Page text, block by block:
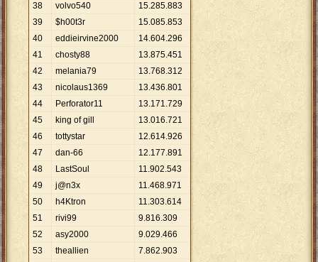
38
volvo540 15.285.883
39
$h00t3r 15.085.853
40
eddieirvine2000 14.604.296
41
chosty88 13.875.451
42
melania79 13.768.312
43
nicolaus1369 13.436.801
44
Perforator11 13.171.729
45
king of gill 13.016.721
46
tottystar 12.614.926
47
dan-66 12.177.891
48
LastSoul 11.902.543
49
j@n3x 11.468.971
50
h4Ktron 11.303.614
51
rivi99 9.816.309
52
asy2000 9.029.466
53
theallien 7.862.903